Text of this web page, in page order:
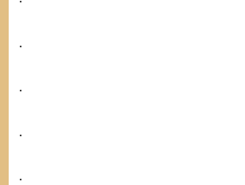
・
・
・
・